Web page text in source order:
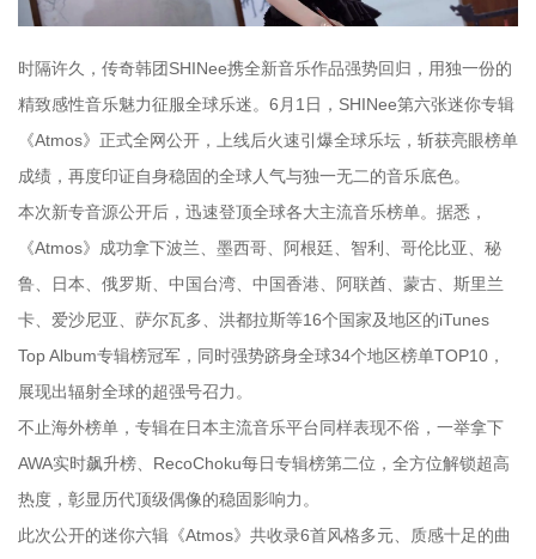
时隔许久，传奇韩团SHINee携全新音乐作品强势回归，用独一份的
精致感性音乐魅力征服全球乐迷。6月1日，SHINee第六张迷你专辑
《Atmos》正式全网公开，上线后火速引爆全球乐坛，斩获亮眼榜单
成绩，再度印证自身稳固的全球人气与独一无二的音乐底色。
本次新专音源公开后，迅速登顶全球各大主流音乐榜单。据悉，
《Atmos》成功拿下波兰、墨西哥、阿根廷、智利、哥伦比亚、秘
鲁、日本、俄罗斯、中国台湾、中国香港、阿联酋、蒙古、斯里兰
卡、爱沙尼亚、萨尔瓦多、洪都拉斯等16个国家及地区的iTunes
Top Album专辑榜冠军，同时强势跻身全球34个地区榜单TOP10，
展现出辐射全球的超强号召力。
不止海外榜单，专辑在日本主流音乐平台同样表现不俗，一举拿下
AWA实时飙升榜、RecoChoku每日专辑榜第二位，全方位解锁超高
热度，彰显历代顶级偶像的稳固影响力。
此次公开的迷你六辑《Atmos》共收录6首风格多元、质感十足的曲